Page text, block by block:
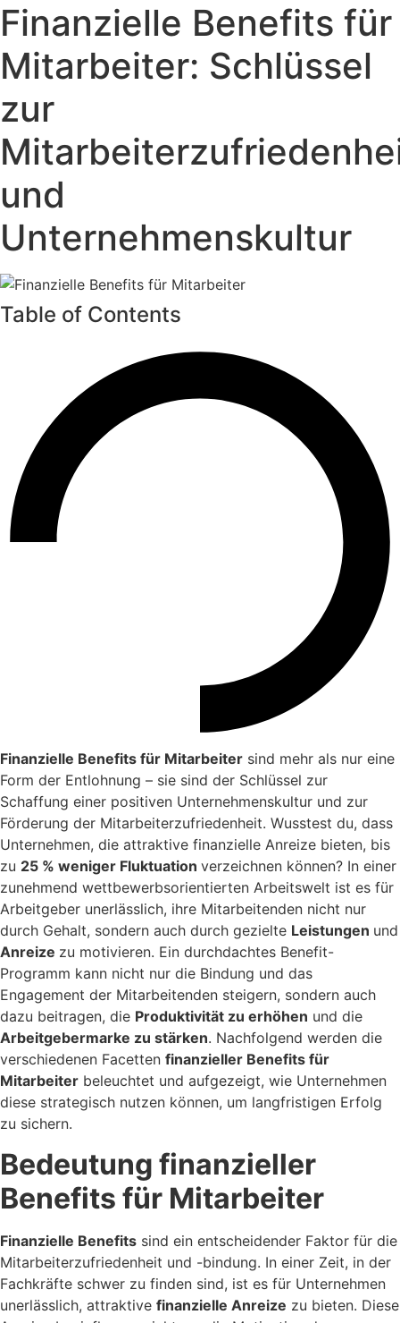
Finanzielle Benefits für
Mitarbeiter: Schlüssel
zur
und
Unternehmenskultur
Table of Contents
Finanzielle Benefits für Mitarbeiter sind mehr als nur eine
Form der Entlohnung – sie sind der Schlüssel zur
Schaffung einer positiven Unternehmenskultur und zur
Förderung der Mitarbeiterzufriedenheit. Wusstest du, dass
Unternehmen, die attraktive finanzielle Anreize bieten, bis
zu 25 % weniger Fluktuation verzeichnen können? In einer
zunehmend wettbewerbsorientierten Arbeitswelt ist es für
Arbeitgeber unerlässlich, ihre Mitarbeitenden nicht nur
durch Gehalt, sondern auch durch gezielte Leistungen und
Anreize zu motivieren. Ein durchdachtes Benefit-
Programm kann nicht nur die Bindung und das
Engagement der Mitarbeitenden steigern, sondern auch
dazu beitragen, die Produktivität zu erhöhen und die
Arbeitgebermarke zu stärken. Nachfolgend werden die
verschiedenen Facetten finanzieller Benefits für
Mitarbeiter beleuchtet und aufgezeigt, wie Unternehmen
diese strategisch nutzen können, um langfristigen Erfolg
zu sichern.
Bedeutung finanzieller
Benefits für Mitarbeiter
Finanzielle Benefits sind ein entscheidender Faktor für die
Mitarbeiterzufriedenheit und -bindung. In einer Zeit, in der
Fachkräfte schwer zu finden sind, ist es für Unternehmen
unerlässlich, attraktive finanzielle Anreize zu bieten. Diese